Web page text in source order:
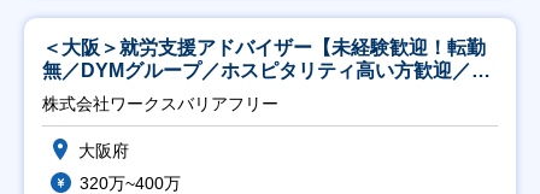
＜大阪＞就労支援アドバイザー【未経験歓迎！転勤
無／DYMグループ／ホスピタリティ高い方歓迎／土
日祝】
株式会社ワークスバリアフリー
大阪府
320万~400万